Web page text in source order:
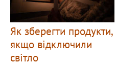
Як зберегти продукти,
якщо відключили
світло